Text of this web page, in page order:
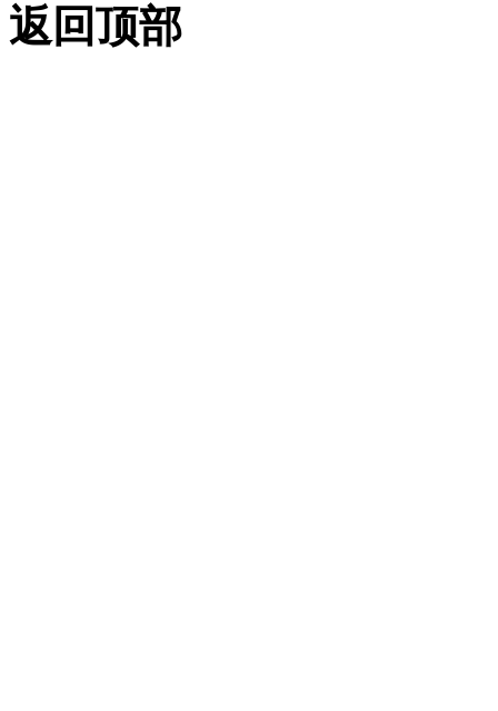
返回顶部